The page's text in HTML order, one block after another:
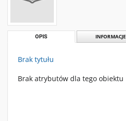
OPIS INFORMACJE
Brak tytułu
Brak atrybutów dla tego obiektu